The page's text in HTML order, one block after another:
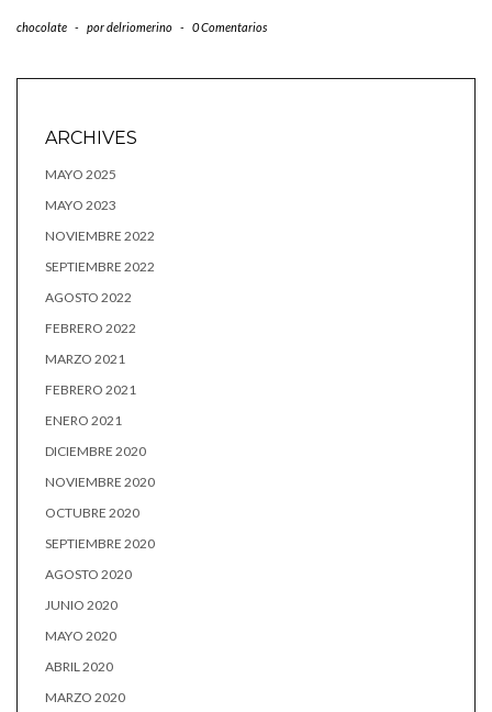
chocolate - pordelriomerino - 0 Comentarios
ARCHIVES
MAYO 2025
MAYO 2023
NOVIEMBRE 2022
SEPTIEMBRE 2022
AGOSTO 2022
FEBRERO 2022
MARZO 2021
FEBRERO 2021
ENERO 2021
DICIEMBRE 2020
NOVIEMBRE 2020
OCTUBRE 2020
SEPTIEMBRE 2020
AGOSTO 2020
JUNIO 2020
MAYO 2020
ABRIL 2020
MARZO 2020